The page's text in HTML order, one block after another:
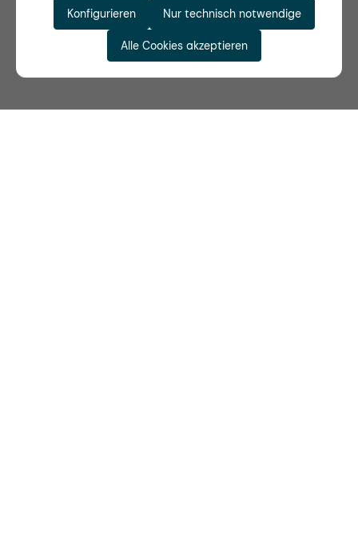
Nur technisch notwendige
Konfigurieren
Alle Cookies akzeptieren